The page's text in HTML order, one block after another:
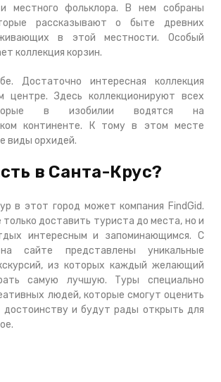
местного фольклора. В нем собраны
рассказывают о быте древних
в этой местности. Особый
коллекция корзин.
Достаточно интересная коллекция
центре. Здесь коллекционируют всех
в изобилии водятся на
континенте. К тому в этом месте
виды орхидей.
в Санта-Крус?
в этот город может компания FindGid.
только доставить туриста до места, но и
интересным и запоминающимся. С
сайте представлены уникальные
из которых каждый желающий
самую лучшую. Туры специально
людей, которые смогут оценить
достоинству и будут рады открыть для